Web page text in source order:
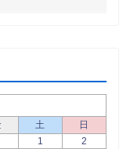
土
日
1
2